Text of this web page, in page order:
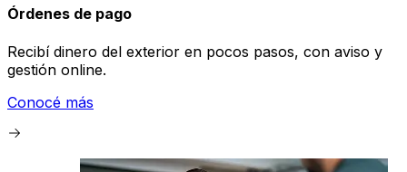
Órdenes de pago
Recibí dinero del exterior en pocos pasos, con aviso y
gestión online.
Conocé más